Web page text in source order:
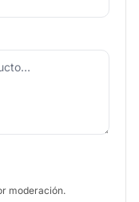
moderación.